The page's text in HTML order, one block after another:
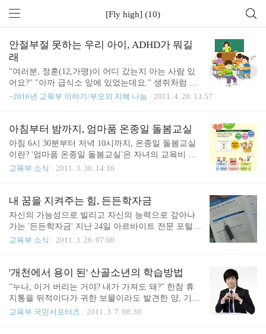
[Fly high] (10)
안절부절 못하는 우리 아이, ADHD가 뭐길
래
"여러분, 정훈(12,가명)이 어디 갔는지 아는 사람 있
어요?" "아까 급식소 앞에 있었는데요." 생쥐처럼 이
곳 저곳 바쁘게 돌아다니고 있을 정훈이를 찾기 위해
학교 구석 구석을 뛰어다니느라 어찌나 바쁜지요. 담
임선생님께 매일 꾸중을 들으면서도 얼굴에는 웃음
이 가시질 않습니다. "정훈이 너, 지금 뭘 해야하지?"
지 싱글 벙글한 얼굴로 머리를 긁적이는 정훈이 입니
만날 수 있습니다. 가만히 앉아있지 못하고 지나치게
뛰어다니며, 수업시간에도 자신의 차례를 기다리지
못하고 다른 학생들을 방해하는 아이. 전 ..
~2016년 교육부 이야기/부모의 지혜 나눔 2011. 4. 28. 13:57
아침부터 밤까지, 엄마품 온종일 돌봄교실
아침 6시 30분부터 저녁 10시까지, 온종일 돌봄교실
이란? '엄마품 온종일 돌봄교실'은 자녀의 교육비 부
담을 줄이고, 아침 일찍 출근하는 가정과 밤늦게까지
봄 서비스를 제공하기 위해 추진되었으며, 유치원 또
는 학교에서 이른 아침부터 저녁 늦은 시간(아침 6시
30분~저녁 10시)까지 아이들을 돌봐주는 프로그램을
교에서 설치, 운영되어 왔지만 통상 학교 업무가 끝
에 실질적인 도움이 되지 못한다는 문제가 있었습니
다. 이에 따라 교육과학기술부는 2011년 3월부터 이
른 새벽부터 밤늦게까지 보육을 책임지도록 한 엄마
품 온..
교육부 소식 2011. 3. 30. 14:16
내 꿈을 지켜주는 힘, 든든학자금
자신의 가능성으로 빌리고 자신의 능력으로 갚아나
가는 '든든학자금' 지난 24일 아르바이트 전문 포털 A
사이트에서 전국 대학생 3637명을 대상으로 ‘신학기
응답했습니다. 또한 대학생의 10명 중 7명이 대학등
록금 및 용돈을 마련하기 위해 아르바이트를 하고 있
다는 보고가 나왔습니다. 전공 과목 공부와 폭넓은
금같은 시기에 우리 대학생들은 늘 돈 걱정 뿐입니
교육부 소식 2011. 3. 26. 07:00
'개천에서 용이 된' 산골소년의 학습방법
"누나, 이거 버리는 거야? 내가 가져도 돼?" 한참 휴
지통을 뒤적이다가 귀한 보물이라도 발견한 양, 기쁨
에 찬 얼굴로 누나를 올려다보는 한 아이. 아이의 손
교육부 국민서포터즈 2011. 3. 7. 08:30